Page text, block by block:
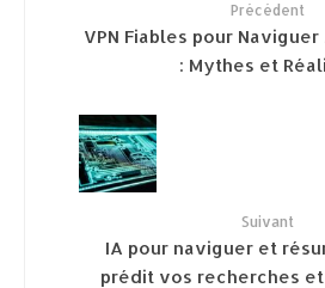
Précédent
VPN Fiables pour
: Mythes et
Suivant
IA pour naviguer et
prédit vos recherches